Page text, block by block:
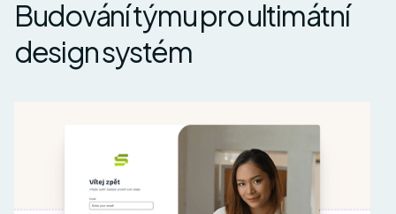
Budování týmu pro ultimátní
design systém